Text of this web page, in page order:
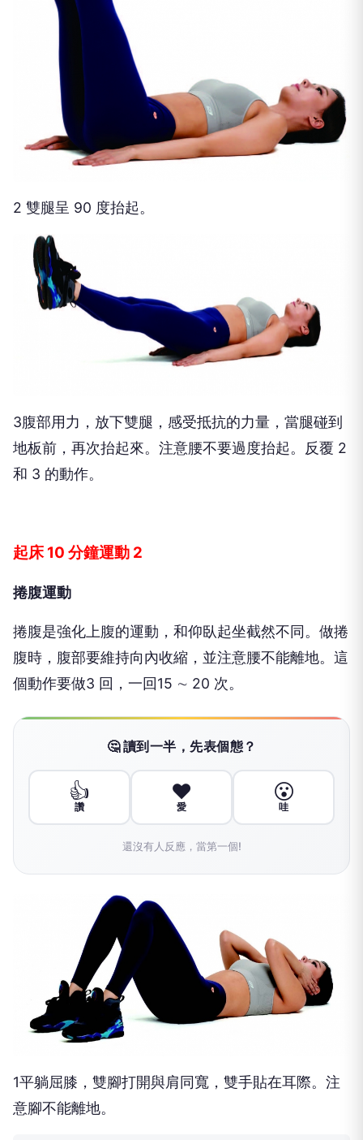
2 雙腿呈 90 度抬起。
3腹部用力，放下雙腿，感受抵抗的力量，當腿碰到
地板前，再次抬起來。注意腰不要過度抬起。反覆 2
和 3 的動作。
起床 10 分鐘運動 2
捲腹運動
捲腹是強化上腹的運動，和仰臥起坐截然不同。做捲
腹時，腹部要維持向內收縮，並注意腰不能離地。這
個動作要做3 回，一回15 ∼ 20 次。
🤔 讀到一半，先表個態？
👍
讚
❤️
愛
😮
哇
還沒有人反應，當第一個!
1平躺屈膝，雙腳打開與肩同寬，雙手貼在耳際。注
意腳不能離地。